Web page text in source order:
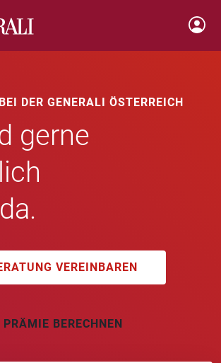
DER GENERALI ÖSTERREICH
gerne
VEREINBAREN
PRÄMIE BERECHNEN